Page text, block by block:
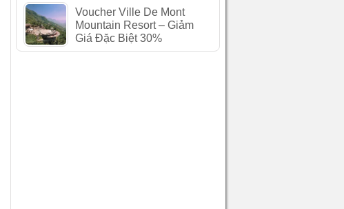
Voucher Ville De Mont
Mountain Resort – Giảm
Giá Đặc Biệt 30%